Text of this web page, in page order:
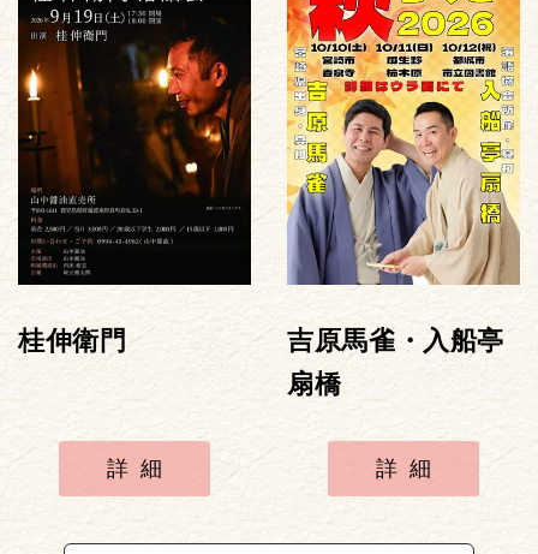
桂伸衛門
詳細
吉原馬雀・入船亭
扇橋
詳細